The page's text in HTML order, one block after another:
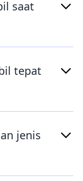
saat
tepat
jenis